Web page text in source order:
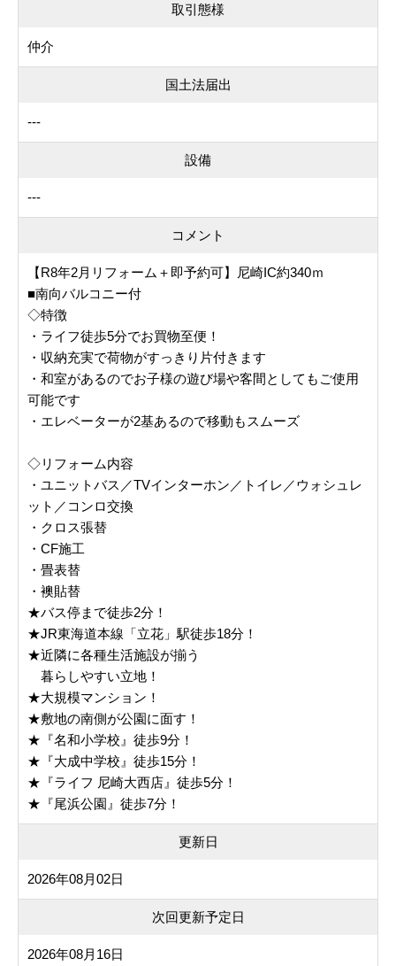
取引態様
仲介
国土法届出
---
設備
---
コメント
【R8年2月リフォーム＋即予約可】尼崎IC約340ｍ
■南向バルコニー付
◇特徴
・ライフ徒歩5分でお買物至便！
・収納充実で荷物がすっきり片付きます
・和室があるのでお子様の遊び場や客間としてもご使用
可能です
・エレベーターが2基あるので移動もスムーズ
◇リフォーム内容
・ユニットバス／TVインターホン／トイレ／ウォシュレ
ット／コンロ交換
・クロス張替
・CF施工
・畳表替
・襖貼替
★バス停まで徒歩2分！
★JR東海道本線「立花」駅徒歩18分！
★近隣に各種生活施設が揃う
暮らしやすい立地！
★大規模マンション！
★敷地の南側が公園に面す！
★『名和小学校』徒歩9分！
★『大成中学校』徒歩15分！
★『ライフ 尼崎大西店』徒歩5分！
★『尾浜公園』徒歩7分！
更新日
2026年08月02日
次回更新予定日
2026年08月16日